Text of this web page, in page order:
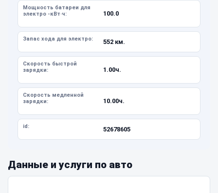
Мощность батареи для
электро -кВт·ч:
100.0
Запас хода для электро: 552 км.
Скорость быстрой
зарядки:
1.00ч.
Скорость медленной
зарядки:
10.00ч.
id: 52678605
Данные и услуги по авто